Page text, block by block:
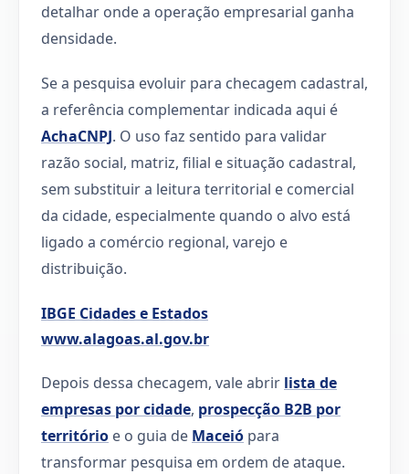
detalhar onde a operação empresarial ganha
densidade.
Se a pesquisa evoluir para checagem cadastral,
a referência complementar indicada aqui é
AchaCNPJ. O uso faz sentido para validar
razão social, matriz, filial e situação cadastral,
sem substituir a leitura territorial e comercial
da cidade, especialmente quando o alvo está
ligado a comércio regional, varejo e
distribuição.
IBGE Cidades e Estados
www.alagoas.al.gov.br
Depois dessa checagem, vale abrir lista de
empresas por cidade, prospecção B2B por
território e o guia de Maceió para
transformar pesquisa em ordem de ataque.